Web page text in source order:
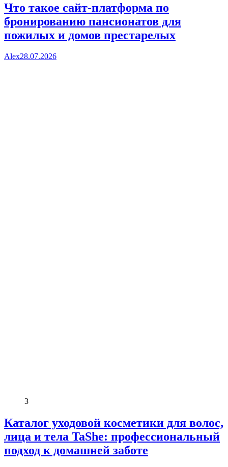
Что такое сайт-платформа по
бронированию пансионатов для
пожилых и домов престарелых
Alex28.07.2026
3
Каталог уходовой косметики для волос,
лица и тела TaShe: профессиональный
подход к домашней заботе